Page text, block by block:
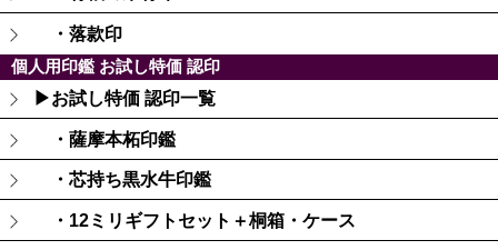
・落款印
個人用印鑑 お試し特価 認印
▶お試し特価 認印一覧
・薩摩本柘印鑑
・芯持ち黒水牛印鑑
・12ミリギフトセット＋桐箱・ケース